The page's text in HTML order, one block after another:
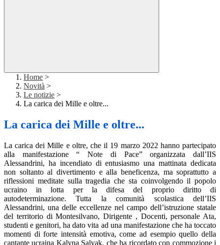
Home >
Novità >
Le notizie >
La carica dei Mille e oltre...
La carica dei Mille e oltre...
La carica dei Mille e oltre, che il 19 marzo 2022 hanno partecipato
alla manifestazione “ Note di Pace” organizzata dall’IIS
Alessandrini, ha incendiato di entusiasmo una mattinata dedicata
non soltanto al divertimento e alla beneficenza, ma soprattutto a
riflessioni meditate sulla tragedia che sta coinvolgendo il popolo
ucraino in lotta per la difesa del proprio diritto di
autodeterminazione. Tutta la comunità scolastica dell’IIS
Alessandrini, una delle eccellenze nel campo dell’istruzione statale
del territorio di Montesilvano, Dirigente , Docenti, personale Ata,
studenti e genitori, ha dato vita ad una manifestazione che ha toccato
momenti di forte intensità emotiva, come ad esempio quello della
cantante ucraina Kalyna Salyak, che ha ricordato con commozione i